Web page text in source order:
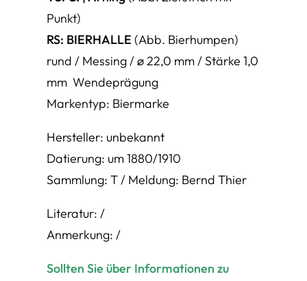
Punkt)
RS: BIERHALLE (Abb. Bierhumpen)
rund / Messing / ø 22,0 mm / Stärke 1,0
mm Wendeprägung
Markentyp: Biermarke
Hersteller: unbekannt
Datierung: um 1880/1910
Sammlung: T / Meldung: Bernd Thier
Literatur: /
Anmerkung: /
Sollten Sie über Informationen zu